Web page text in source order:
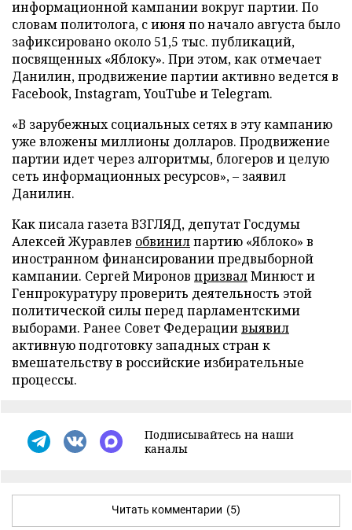
информационной кампании вокруг партии. По
словам политолога, с июня по начало августа было
зафиксировано около 51,5 тыс. публикаций,
посвященных «Яблоку». При этом, как отмечает
Данилин, продвижение партии активно ведется в
Facebook, Instagram, YouTube и Telegram.
«В зарубежных социальных сетях в эту кампанию
уже вложены миллионы долларов. Продвижение
партии идет через алгоритмы, блогеров и целую
сеть информационных ресурсов», – заявил
Данилин.
Как писала газета ВЗГЛЯД, депутат Госдумы
Алексей Журавлев обвинилпартию «Яблоко» в
иностранном финансировании предвыборной
кампании. Сергей Миронов призвалМинюст и
Генпрокуратуру проверить деятельность этой
политической силы перед парламентскими
выборами. Ранее Совет Федерациивыявил
активную подготовку западных стран к
вмешательству в российские избирательные
процессы.
Подписывайтесь на наши
каналы
Читать комментарии (5)